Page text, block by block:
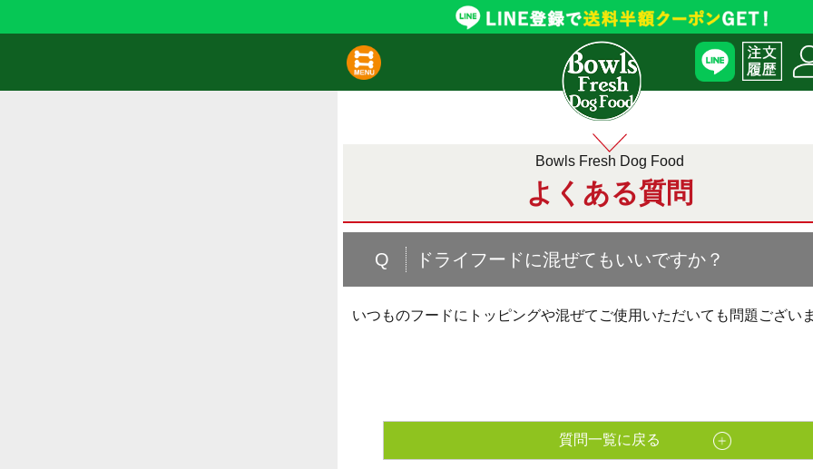
Bowls Fresh Dog Food
よくある質問
Q ドライフードに混ぜてもいいですか？
いつものフードにトッピングや混ぜてご使用いただいても問題ござい
質問一覧に戻る